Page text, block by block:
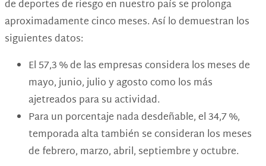
de deportes de riesgo en nuestro país se prolonga
aproximadamente cinco meses. Así lo demuestran los
siguientes datos:
El 57,3 % de las empresas considera los meses de
mayo, junio, julio y agosto como los más
ajetreados para su actividad.
Para un porcentaje nada desdeñable, el 34,7 %,
temporada alta también se consideran los meses
de febrero, marzo, abril, septiembre y octubre.